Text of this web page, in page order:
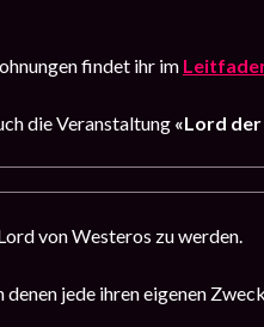
findet ihr im
die Veranstaltung «Lord
von Westeros zu werden.
jede ihren eigenen